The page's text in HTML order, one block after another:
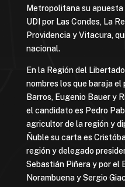
Metropolitana su apuesta
UDI por Las Condes, La
Providencia y Vitacura,
nacional.
En la Región del
nombres los que baraja el
Barros, Eugenio Bauer y
el candidato es Pedro
agricultor de la región y
Ñuble su carta es
región y delegado
Sebastián Piñera y por el
Norambuena y Sergio